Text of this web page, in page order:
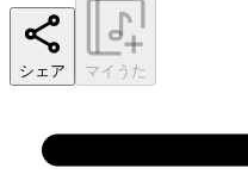
シェア マイうた